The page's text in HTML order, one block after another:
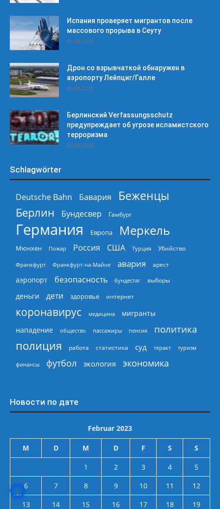
Испания проверяет мигрантов после
массового прорыва в Сеуту
06.08.2026
Дрон со взрывчаткой обнаружен в
аэропорту Лейпциг/Галле
06.08.2026
Берлинский Verfassungsschutz
предупреждает об угрозе исламистского
терроризма
06.08.2026
Schlagwörter
Deutsche Bahn Бавария
Беженцы
Берлин
Бундесвер Гамбург
Германия Европа Меркель
Мюнхен Пожар Россия США Турция Убийство
Франкфурт Франкфурт-на-Майне авария арест
аэропорт безопасность бундестаг выборы
деньги дети здоровье интернет
коронавирус медицина
мигранты
нападение
общество пассажиры пенсия политика
полиция работа статистика суд теракт туризм
финансы футбол экология экономика
Новости по дате
Februar 2023
M D M D F S S
1 2 3 4
5
6
7 8 9 10 11
12
13
14 15 16 17 18 19